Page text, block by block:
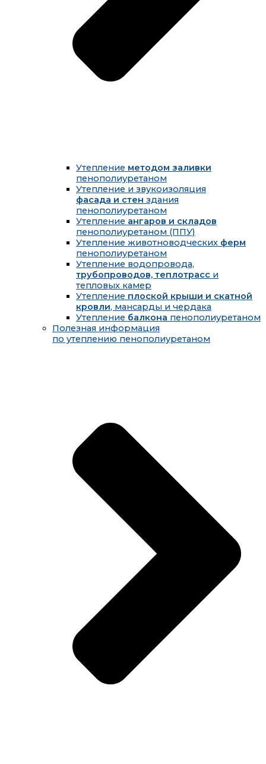
Утепление методом заливки
пенополиуретаном
Утепление и звукоизоляция
фасада и стен здания
пенополиуретаном
Утепление ангаров и складов
пенополиуретаном (ППУ)
Утепление животноводческих ферм
пенополиуретаном
Утепление водопровода,
трубопроводов, теплотрасс и
тепловых камер
Утепление плоской крыши и скатной
кровли, мансарды и чердака
Утепление балкона пенополиуретаном
Полезная информация
по утеплению пенополиуретаном